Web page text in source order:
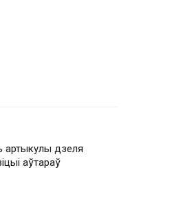
артыкулы дзеля
аўтараў